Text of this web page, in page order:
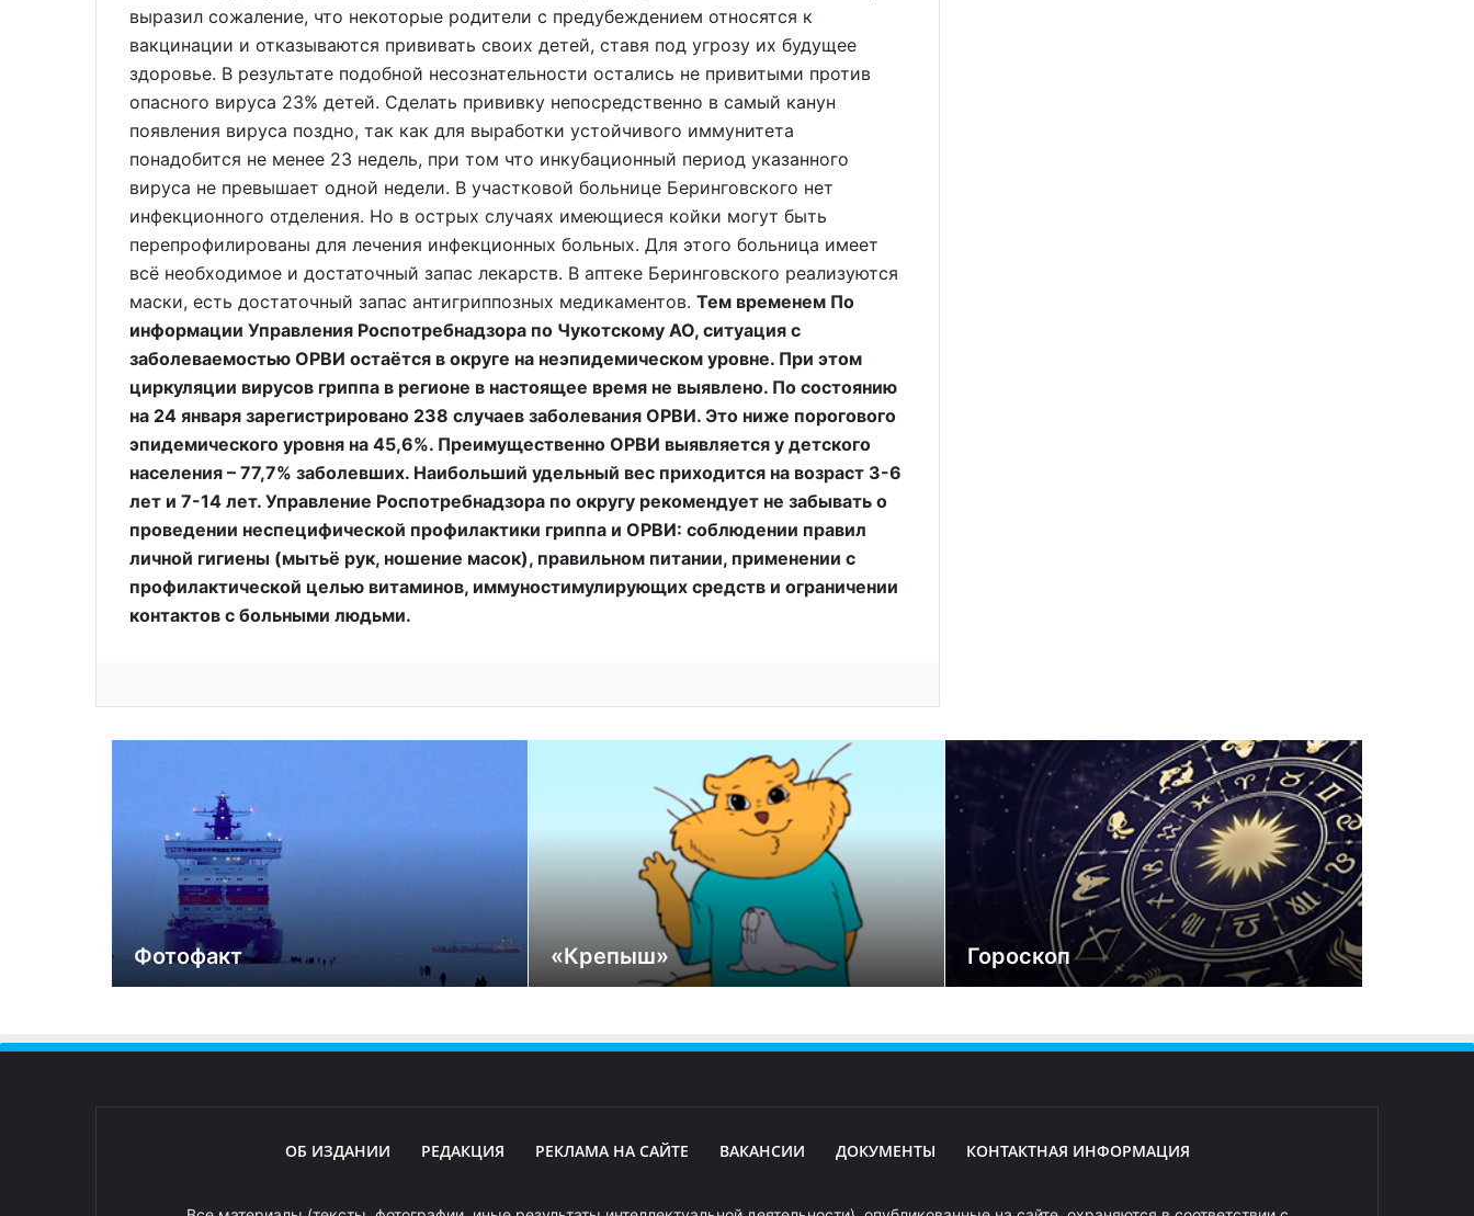
выразил сожаление, что некоторые родители с предубеждением относятся к
вакцинации и отказываются прививать своих детей, ставя под угрозу их будущее
здоровье. В результате подобной несознательности остались не привитыми против
опасного вируса 23% детей. Сделать прививку непосредственно в самый канун
появления вируса поздно, так как для выработки устойчивого иммунитета
понадобится не менее 23 недель, при том что инкубационный период указанного
вируса не превышает одной недели. В участковой больнице Беринговского нет
инфекционного отделения. Но в острых случаях имеющиеся койки могут быть
перепрофилированы для лечения инфекционных больных. Для этого больница имеет
всё необходимое и достаточный запас лекарств. В аптеке Беринговского реализуются
маски, есть достаточный запас антигриппозных медикаментов. Тем временем По
информации Управления Роспотребнадзора по Чукотскому АО, ситуация с
заболеваемостью ОРВИ остаётся в округе на неэпидемическом уровне. При этом
циркуляции вирусов гриппа в регионе в настоящее время не выявлено. По состоянию
на 24 января зарегистрировано 238 случаев заболевания ОРВИ. Это ниже порогового
эпидемического уровня на 45,6%. Преимущественно ОРВИ выявляется у детского
населения – 77,7% заболевших. Наибольший удельный вес приходится на возраст 3-6
лет и 7-14 лет. Управление Роспотребнадзора по округу рекомендует не забывать о
проведении неспецифической профилактики гриппа и ОРВИ: соблюдении правил
личной гигиены (мытьё рук, ношение масок), правильном питании, применении с
профилактической целью витаминов, иммуностимулирующих средств и ограничении
контактов с больными людьми.
Фотофакт «Крепыш» Гороскоп
ОБ ИЗДАНИИ РЕДАКЦИЯ РЕКЛАМА НА САЙТЕ ВАКАНСИИ ДОКУМЕНТЫ КОНТАКТНАЯ ИНФОРМАЦИЯ